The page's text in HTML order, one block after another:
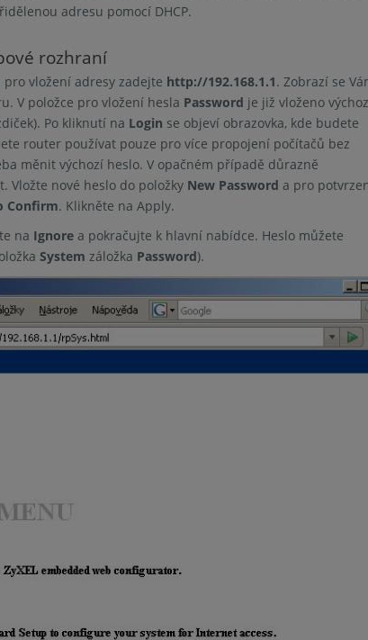
adresu pomocí DHCP.
rozhraní
vložení adresy zadejte http://192.168.1.1. Zobrazí se
V položce pro vložení hesla Password je již vloženo
Po kliknutí na Login se objeví obrazovka, kde budete
router používat pouze pro více propojení počítačů bez
měnit výchozí heslo. V opačném případě důrazně
Vložte nové heslo do položky New Password a pro
Confirm. Klikněte na Apply.
na Ignore a pokračujte k hlavní nabídce. Heslo můžete
System záložka Password).